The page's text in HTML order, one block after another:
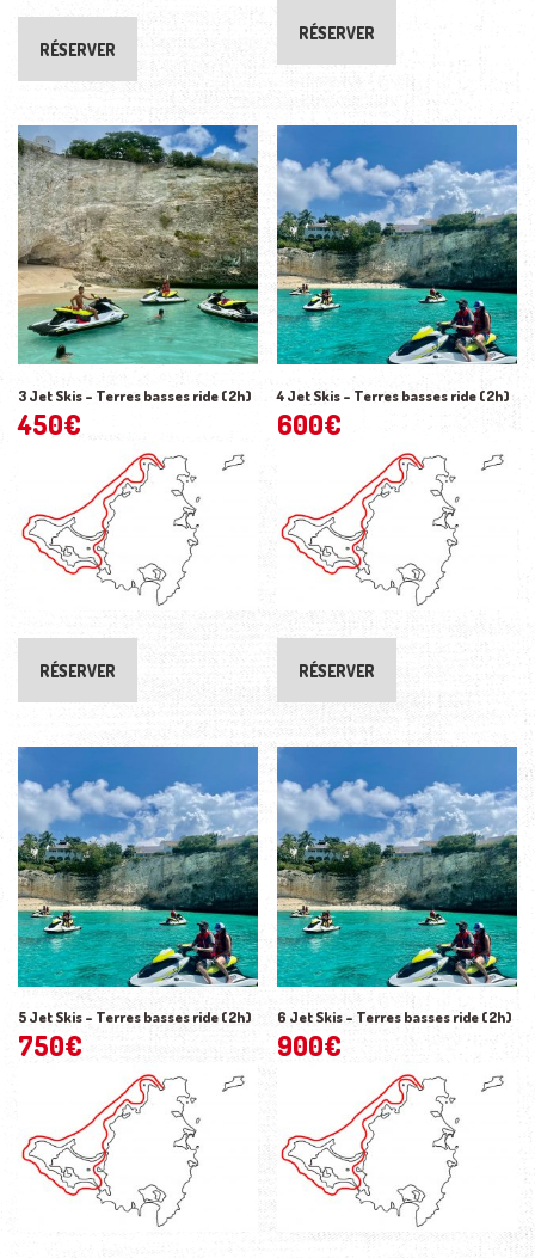
RÉSERVER
RÉSERVER
3 Jet Skis – Terres basses ride (2h)
450€
RÉSERVER
4 Jet Skis – Terres basses ride (2h)
600€
RÉSERVER
5 Jet Skis – Terres basses ride (2h)
750€
6 Jet Skis – Terres basses ride (2h)
900€